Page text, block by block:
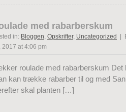
med rabarberskum
in: Bloggen, Opskrifter, Uncategorized
|
2017 at 4:06 pm
roulade med rabarberskum Det
kan trække rabarber til og med
skal planten […]